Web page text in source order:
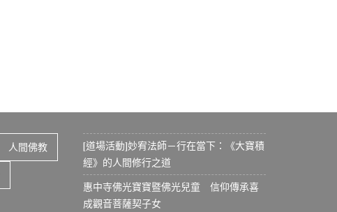
人間佛教
[道場活動]妙宥法師－行在當下：《大寶積
經》的人間修行之道
惠中寺佛光寶寶暨佛光兒童 信仰傳承喜
成觀音菩薩契子女